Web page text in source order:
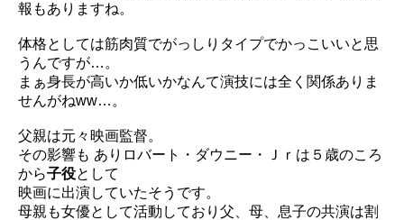
報もありますね。
体格としては筋肉質でがっしりタイプでかっこいいと思
うんですが…。
まぁ身長が高いか低いかなんて演技には全く関係ありま
せんがねww…。
父親は元々映画監督。
その影響も ありロバート・ダウニー・Ｊｒは５歳のころ
から子役として
映画に出演していたそうです。
母親も女優として活動しており父、母、 息子の共演は割